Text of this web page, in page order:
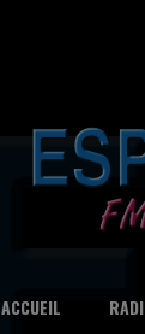
ACCUEIL